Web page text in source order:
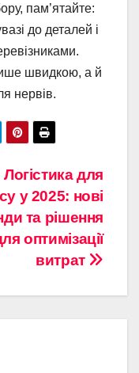
пам’ятайте:
до деталей і
швидкою, а й
нервів.
Логістика для
у 2025: нові
та рішення
оптимізації
витрат